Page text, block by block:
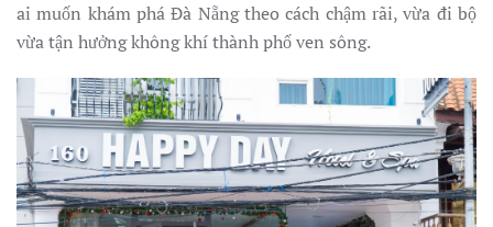
ai muốn khám phá Đà Nẵng theo cách chậm rãi, vừa đi bộ
vừa tận hưởng không khí thành phố ven sông.